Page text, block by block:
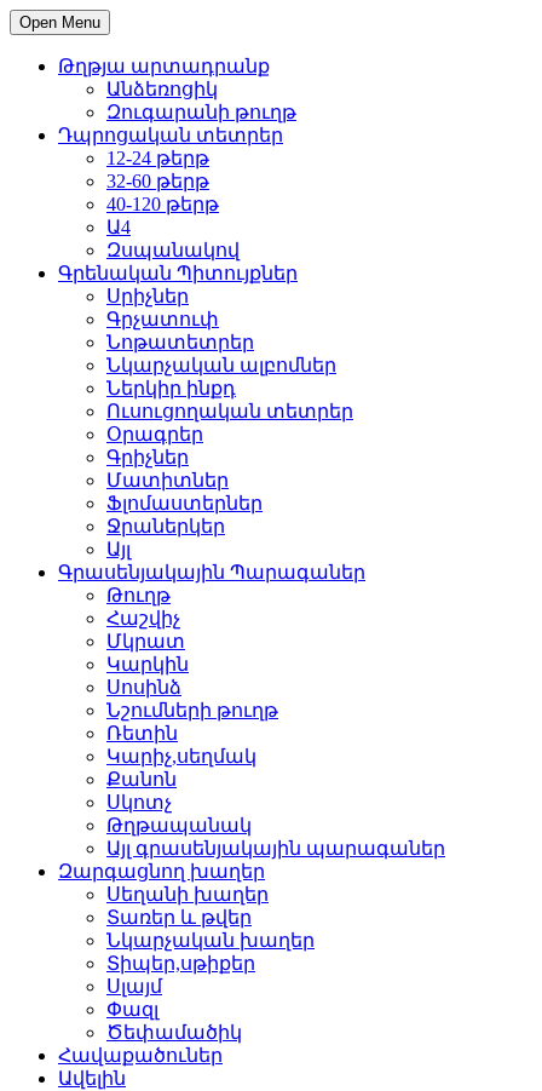
Open Menu
Թղթյա արտադրանք
Անձեռոցիկ
Զուգարանի թուղթ
Դպրոցական տետրեր
12-24 թերթ
32-60 թերթ
40-120 թերթ
Ա4
Զսպանակով
Գրենական Պիտույքներ
Սրիչներ
Գրչատուփ
Նոթատետրեր
Նկարչական ալբոմներ
Ներկիր ինքդ
Ուսուցողական տետրեր
Օրագրեր
Գրիչներ
Մատիտներ
Ֆլոմաստերներ
Ջրաներկեր
Այլ
Գրասենյակային Պարագաներ
Թուղթ
Հաշվիչ
Մկրատ
Կարկին
Սոսինձ
Նշումների թուղթ
Ռետին
Կարիչ,սեղմակ
Քանոն
Սկոտչ
Թղթապանակ
Այլ գրասենյակային պարագաներ
Զարգացնող խաղեր
Սեղանի խաղեր
Տառեր և թվեր
Նկարչական խաղեր
Տիպեր,սթիքեր
Սլայմ
Փազլ
Ծեփամածիկ
Հավաքածուներ
Ավելին